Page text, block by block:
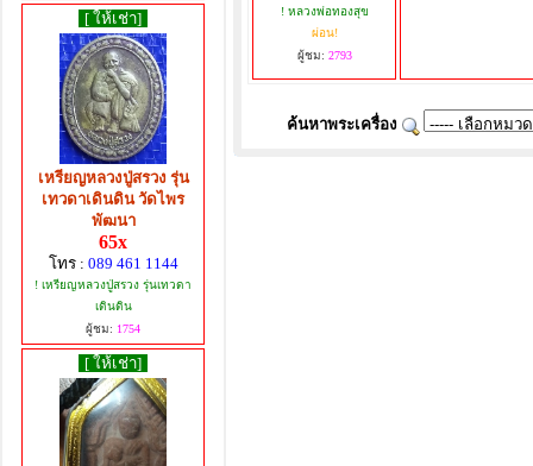
[ ให้เช่า]
เหรียญหลวงปู่สรวง รุ่น
เทวดาเดินดิน วัดไพร
พัฒนา
65x
โทร : 089 461 1144
! เหรียญหลวงปู่สรวง รุ่นเทวดา
เดินดิน
ผู้ชม: 1754
[ ให้เช่า]
! หลวงพ่อทองสุข
ผ่อน!
ผู้ชม: 2793
ค้นหาพระเครื่อง